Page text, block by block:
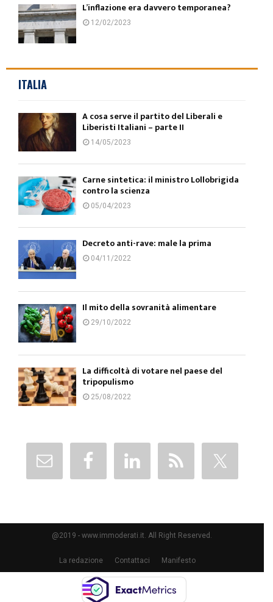
L’inflazione era davvero temporanea?
12/02/2023
ITALIA
A cosa serve il partito del Liberali e
Liberisti Italiani – parte II
14/05/2023
Carne sintetica: il ministro Lollobrigida
contro la scienza
05/04/2023
Decreto anti-rave: male la prima
04/11/2022
Il mito della sovranità alimentare
29/10/2022
La difficoltà di votare nel paese del
tripopulismo
25/08/2022
@2019 - www.immoderati.it. All Right Reserved.
La redazione Contattaci Manifesto